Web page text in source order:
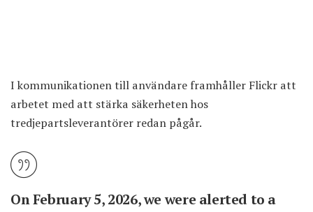
I kommunikationen till användare framhåller Flickr att
arbetet med att stärka säkerheten hos
tredjepartsleverantörer redan pågår.
On February 5, 2026, we were alerted to a